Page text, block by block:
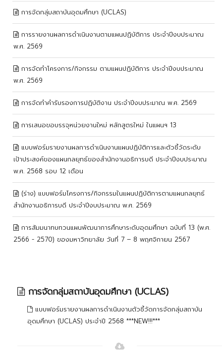
การจัดกลุ่มสถาบันอุดมศึกษา (UCLAS)
การรายงานผลการดำเนินงานตามแผนปฏิบัติการ ประจำปีงบประมาณ
พ.ศ. 2569
การจัดทำโครงการ/กิจกรรม ตามแผนปฏิบัติการ ประจำปีงบประมาณ
พ.ศ. 2569
การจัดทำคำรับรองการปฏิบัติงาน ประจำปีงบประมาณ พ.ศ. 2569
การเสนอขอบรรจุหน่วยงานใหม่ หลักสูตรใหม่ ในแผนฯ 13
แบบฟอร์มรายงานผลการดำเนินงานแผนปฏิบัติการและตัวชี้วัดระดับ
เป้าประสงค์ของแผนกลยุทธ์ของสำนักงานอธิการบดี ประจำปีงบประมาณ
พ.ศ. 2568 รอบ 12 เดือน
(ร่าง) แบบฟอร์มโครงการ/กิจกรรมในแผนปฏิบัติการตามแผนกลยุทธ์
สำนักงานอธิการบดี ประจำปีงบประมาณ พ.ศ. 2569
การสัมมนาทบทวนแผนพัฒนาการศึกษาระดับอุดมศึกษา ฉบับที่ 13 (พ.ศ.
2566 - 2570) ของมหาวิทยาลัย วันที่ 7 – 8 พฤศจิกายน 2567
การจัดกลุ่มสถาบันอุดมศึกษา (UCLAS)
แบบฟอร์มรายงานผลการดำเนินงานตัวชี้วัดการจัดกลุ่มสถาบัน
อุดมศึกษา (UCLAS) ประจำปี 2568 ***NEW!!!***